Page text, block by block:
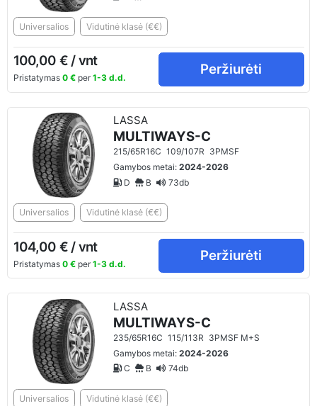
Universalios Vidutinė klasė (€€)
100,00 € / vnt
Pristatymas 0 €per 1-3 d.d.
Peržiurėti
LASSA
MULTIWAYS-C
215/65R16C 109/107R 3PMSF
Gamybos metai:2024-2026
D
B 73db
Universalios Vidutinė klasė (€€)
104,00 € / vnt
Pristatymas 0 €per 1-3 d.d.
Peržiurėti
LASSA
MULTIWAYS-C
235/65R16C 115/113R 3PMSF M+S
Gamybos metai:2024-2026
C
B 74db
Universalios Vidutinė klasė (€€)